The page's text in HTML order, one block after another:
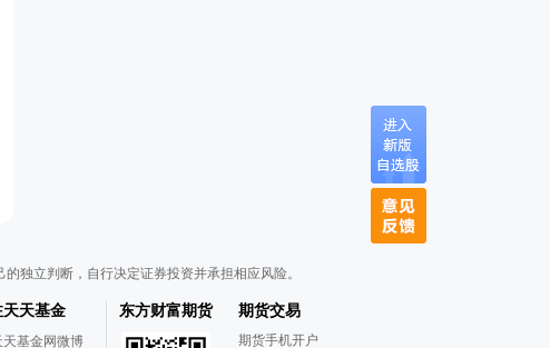
独立判断，自行决定证券投资并承担相应风险。
天天基金
天基金网微博
东方财富期货 期货交易
期货手机开户